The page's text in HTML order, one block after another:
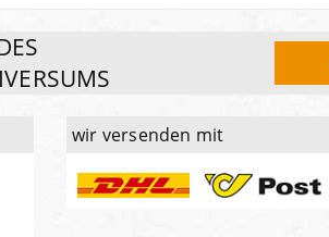
wir versenden mit